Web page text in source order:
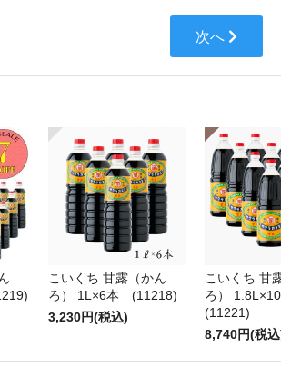
次へ
こいくち 甘露（かん
ろ） 1L×6本 (11218)
3,230円(税込)
こいくち 甘
ろ）
(11221)
8,740円(税